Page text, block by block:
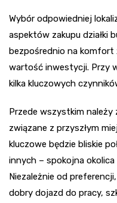
Wybór odpowiedniej
aspektów zakupu działki
bezpośrednio na komfort
wartość inwestycji. Przy
kilka kluczowych
Przede wszystkim
związane z przyszłym
kluczowe będzie bliskie
innych – spokojna okolica
Niezależnie od
dobry dojazd do pracy,